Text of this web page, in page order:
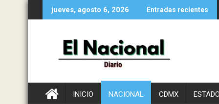
al
jueves, agosto 6, 2026 Entradas recientes
INICIO NACIONAL CDMX